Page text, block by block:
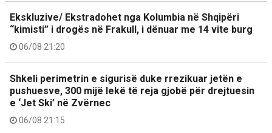
Ekskluzive/ Ekstradohet nga Kolumbia në Shqipëri
“kimisti” i drogës në Frakull, i dënuar me 14 vite burg
06/08 21:20
Shkeli perimetrin e sigurisë duke rrezikuar jetën e
pushuesve, 300 mijë lekë të reja gjobë për drejtuesin
e ‘Jet Ski’ në Zvërnec
06/08 21:15